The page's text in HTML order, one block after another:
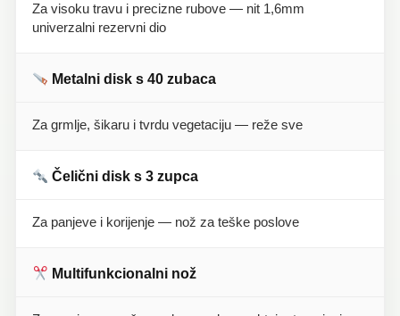
Za visoku travu i precizne rubove — nit 1,6mm
univerzalni rezervni dio
Metalni disk s 40 zubaca
Za grmlje, šikaru i tvrdu vegetaciju — reže sve
Čelični disk s 3 zupca
Za panjeve i korijenje — nož za teške poslove
Multifunkcionalni nož